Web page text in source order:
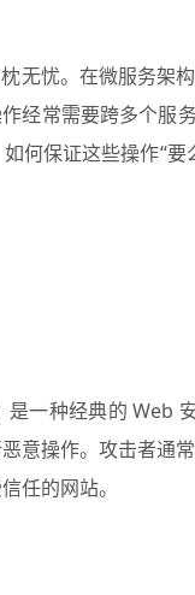
无忧。在微服务架
经常需要跨多个服
何保证这些操作“
一种经典的 Web
意操作。攻击者通
任的网站。